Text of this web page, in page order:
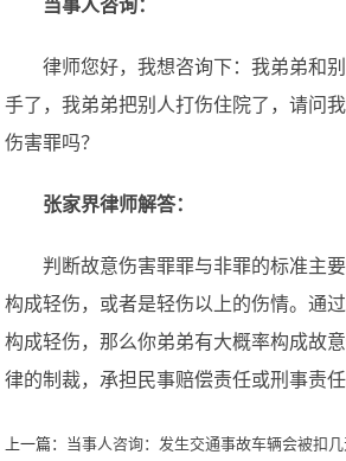
当事人咨询：
律师您好，我想咨询下：我弟弟和别
手了，我弟弟把别人打伤住院了，请问
伤害罪吗？
张家界律师解答：
判断故意伤害罪罪与非罪的标准主要
构成轻伤，或者是轻伤以上的伤情。通
构成轻伤，那么你弟弟有大概率构成故
律的制裁，承担民事赔偿责任或刑事责任
上一篇： 当事人咨询：发生交通事故车辆会被扣几